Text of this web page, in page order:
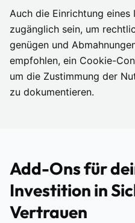
Auch die Einrichtung eines
zugänglich sein, um
genügen und
empfohlen, ein Cookie-
um die Zustimmung der
zu dokumentieren.
Add-Ons für
Investition in
Vertrauen